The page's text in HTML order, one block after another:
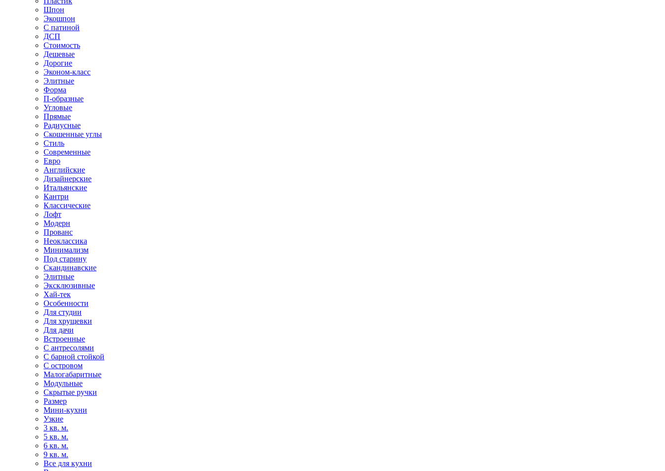
Шпон
Экошпон
С патиной
ДСП
Стоимость
Дешевые
Дорогие
Эконом-класс
Элитные
Форма
П-образные
Угловые
Прямые
Радиусные
Скошенные углы
Стиль
Современные
Евро
Английские
Дизайнерские
Итальянские
Кантри
Классические
Лофт
Модерн
Прованс
Неоклассика
Минимализм
Под старину
Скандинавские
Элитные
Эксклюзивные
Хай-тек
Особенности
Для студии
Для хрущевки
Для дачи
Встроенные
С антресолями
С барной стойкой
С островом
Малогабаритные
Модульные
Скрытые ручки
Размер
Мини-кухни
Узкие
3 кв. м.
5 кв. м.
6 кв. м.
9 кв. м.
Все для кухни